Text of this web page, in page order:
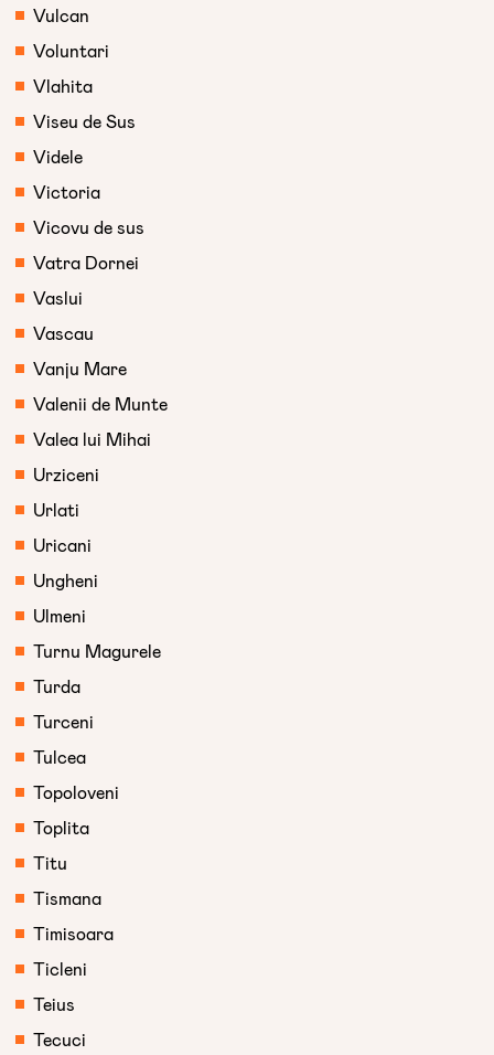
Vulcan
Voluntari
Vlahita
Viseu de Sus
Videle
Victoria
Vicovu de sus
Vatra Dornei
Vaslui
Vascau
Vanju Mare
Valenii de Munte
Valea lui Mihai
Urziceni
Urlati
Uricani
Ungheni
Ulmeni
Turnu Magurele
Turda
Turceni
Tulcea
Topoloveni
Toplita
Titu
Tismana
Timisoara
Ticleni
Teius
Tecuci